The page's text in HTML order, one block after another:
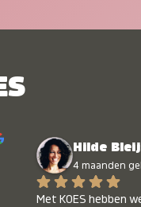
Hilde
4 maanden
Met KOES hebben